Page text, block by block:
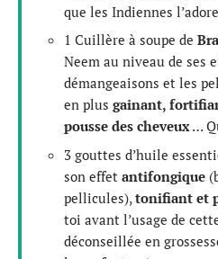
que les Indiennes
1 Cuillère à soupe de
Neem au niveau de ses
démangeaisons et les
en plus gainant,
pousse des cheveux…
3 gouttes d’huile
son effet antifongique
pellicules), tonifiant et
toi avant l’usage de
déconseillée en